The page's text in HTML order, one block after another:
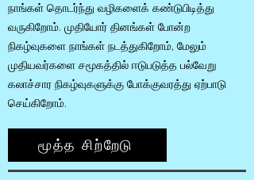
நாங்கள் தொடர்ந்து வழிகளைக் கண்டுபிடித்து
வருகிறோம். முதியோர் தினங்கள் போன்ற
நிகழ்வுகளை நாங்கள் நடத்துகிறோம், மேலும்
முதியவர்களை சமூகத்தில் ஈடுபடுத்த பல்வேறு
கலாச்சார நிகழ்வுகளுக்கு போக்குவரத்து ஏற்பாடு
செய்கிறோம்.
மூத்த சிற்றேடு